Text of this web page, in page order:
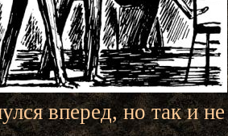
вперед, но так и